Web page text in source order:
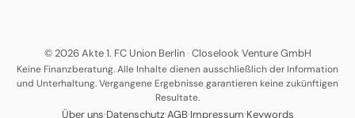
© 2026 Akte 1. FC Union Berlin· Closelook Venture GmbH
Keine Finanzberatung. Alle Inhalte dienen ausschließlich der Information
und Unterhaltung. Vergangene Ergebnisse garantieren keine zukünftigen
Resultate.
Über uns·Datenschutz·AGB·Impressum·Keywords